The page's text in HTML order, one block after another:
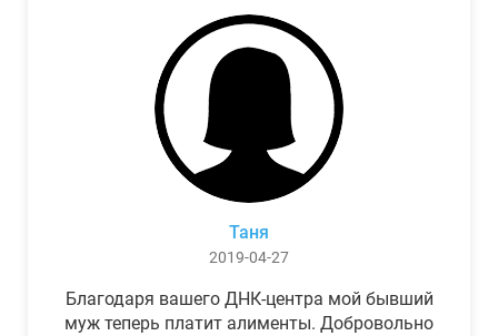
Таня
2019-04-27
Благодаря вашего ДНК-центра мой бывший
муж теперь платит алименты. Добровольно